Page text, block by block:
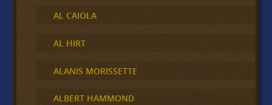
AL CAIOLA
AL HIRT
ALANIS MORISSETTE
ALBERT HAMMOND